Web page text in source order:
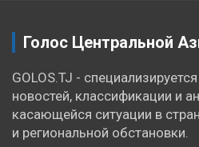
Голос Центральной
GOLOS.TJ -
новостей, классификации и
касающейся ситуации в
и региональной обстановки.